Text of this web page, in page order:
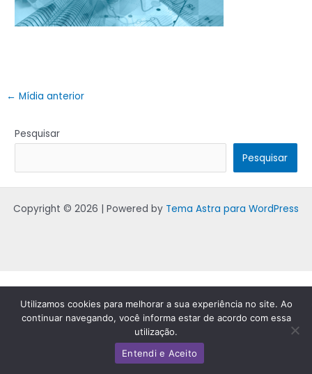
← Mídia anterior
Pesquisar
Pesquisar
Copyright © 2026 | Powered by Tema Astra para WordPress
Utilizamos cookies para melhorar a sua experiência no site. Ao
continuar navegando, você informa estar de acordo com essa
utilização.
Entendi e Aceito